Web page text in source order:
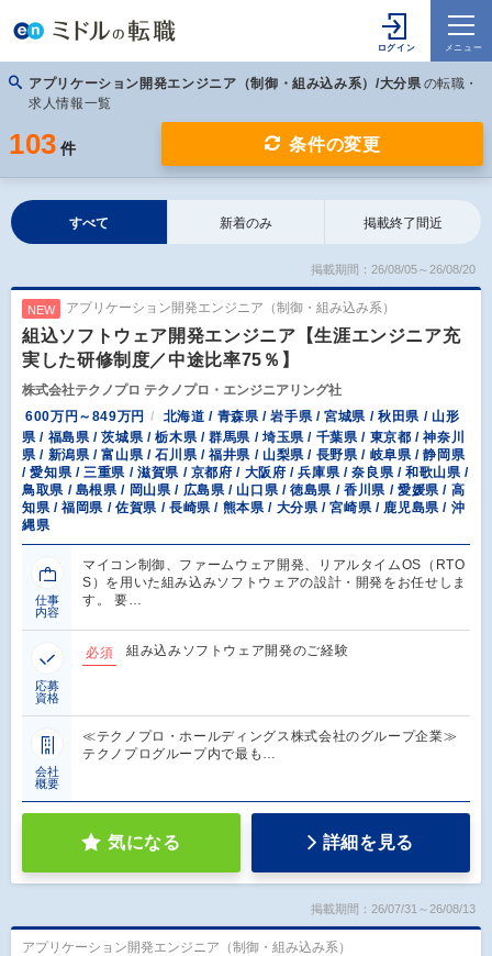
アプリケーション開発エンジニア（制御・組み込み系）/大分県 の転職・
求人情報一覧
103 件 条件の変更
すべて 新着のみ 掲載終了間近
掲載期間：26/08/05～26/08/20
NEW アプリケーション開発エンジニア（制御・組み込み系）
組込ソフトウェア開発エンジニア【生涯エンジニア充
実した研修制度／中途比率75％】
株式会社テクノプロ テクノプロ・エンジニアリング社
600万円～849万円
北海道 / 青森県 / 岩手県 / 宮城県 / 秋田県 / 山形
県 / 福島県 / 茨城県 / 栃木県 / 群馬県 / 埼玉県 / 千葉県 / 東京都 / 神奈川
県 / 新潟県 / 富山県 / 石川県 / 福井県 / 山梨県 / 長野県 / 岐阜県 / 静岡県
/ 愛知県 / 三重県 / 滋賀県 / 京都府 / 大阪府 / 兵庫県 / 奈良県 / 和歌山県 /
鳥取県 / 島根県 / 岡山県 / 広島県 / 山口県 / 徳島県 / 香川県 / 愛媛県 / 高
知県 / 福岡県 / 佐賀県 / 長崎県 / 熊本県 / 大分県 / 宮崎県 / 鹿児島県 / 沖
縄県
仕事
内容
マイコン制御、ファームウェア開発、リアルタイムOS（RTO
S）を用いた組み込みソフトウェアの設計・開発をお任せしま
す。 要…
応募
資格
必須 組み込みソフトウェア開発のご経験
会社
概要
≪テクノプロ・ホールディングス株式会社のグループ企業≫
テクノプログループ内で最も…
気になる 詳細を見る
掲載期間：26/07/31～26/08/13
アプリケーション開発エンジニア（制御・組み込み系）